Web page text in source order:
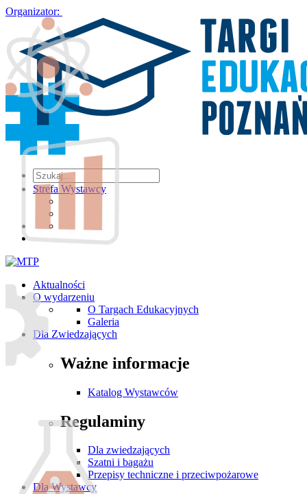
Organizator:
Strefa Wystawcy
Aktualności
O wydarzeniu
O Targach Edukacyjnych
Galeria
Dla Zwiedzających
Ważne informacje
Katalog Wystawców
Regulaminy
Dla zwiedzających
Szatni i bagażu
Przepisy techniczne i przeciwpożarowe
Dla Wystawcy